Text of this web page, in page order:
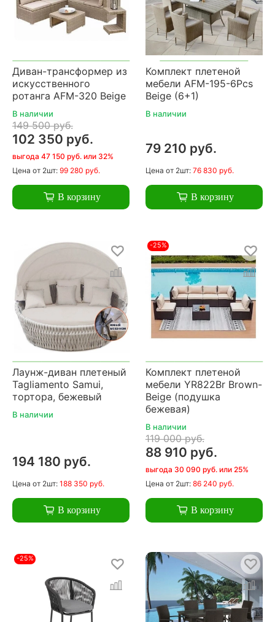
Диван-трансформер из
искусственного
ротанга AFM-320 Beige
В наличии
149 500 руб.
102 350 руб.
выгода 47 150 руб. или 32%
Цена от 2шт: 99 280 руб.
В корзину
Комплект плетеной
мебели AFM-195-6Pcs
Beige (6+1)
В наличии
79 210 руб.
Цена от 2шт: 76 830 руб.
В корзину
Лаунж-диван плетеный
Tagliamento Samui,
тортора, бежевый
В наличии
194 180 руб.
Цена от 2шт: 188 350 руб.
В корзину
-25%
Комплект плетеной
мебели YR822Br Brown-
Beige (подушка
бежевая)
В наличии
119 000 руб.
88 910 руб.
выгода 30 090 руб. или 25%
Цена от 2шт: 86 240 руб.
В корзину
-25%